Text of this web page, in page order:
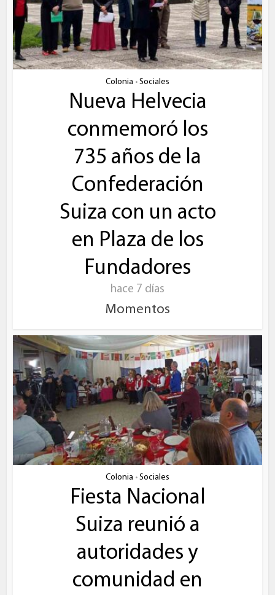
Colonia • Sociales
Nueva Helvecia
conmemoró los
735 años de la
Confederación
Suiza con un acto
en Plaza de los
Fundadores
hace 7 días
Momentos
Colonia • Sociales
Fiesta Nacional
Suiza reunió a
autoridades y
comunidad en